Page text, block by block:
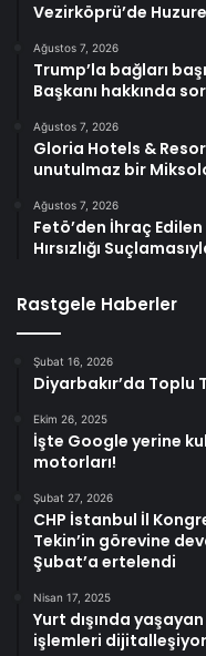
Vezirköprü’de
Ağustos 7, 2026
Trump’la bağları
Başkanı hakkında
Ağustos 7, 2026
Gloria Hotels &
unutulmaz bir
Ağustos 7, 2026
Fetö’den İhraç
Hırsızlığı
Rastgele Haberler
Şubat 16, 2026
Diyarbakır’da Toplu
Ekim 26, 2025
İşte Google yerine
motorları!
Şubat 27, 2026
CHP İstanbul İl
Tekin’in görevine
Şubat’a ertelendi
Nisan 17, 2025
Yurt dışında
işlemleri dijitalleşiyor